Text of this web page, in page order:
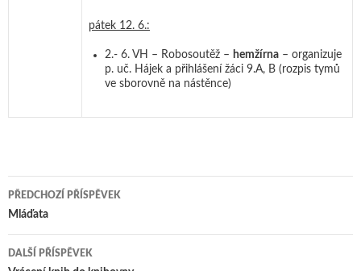
pátek 12. 6.:
2.- 6. VH – Robosoutěž – hemžírna – organizuje
p. uč. Hájek a přihlášení žáci 9.A, B (rozpis tymů
ve sborovně na nástěnce)
Navigace pro příspěvky
PŘEDCHOZÍ PŘÍSPĚVEK
Mláďata
DALŠÍ PŘÍSPĚVEK